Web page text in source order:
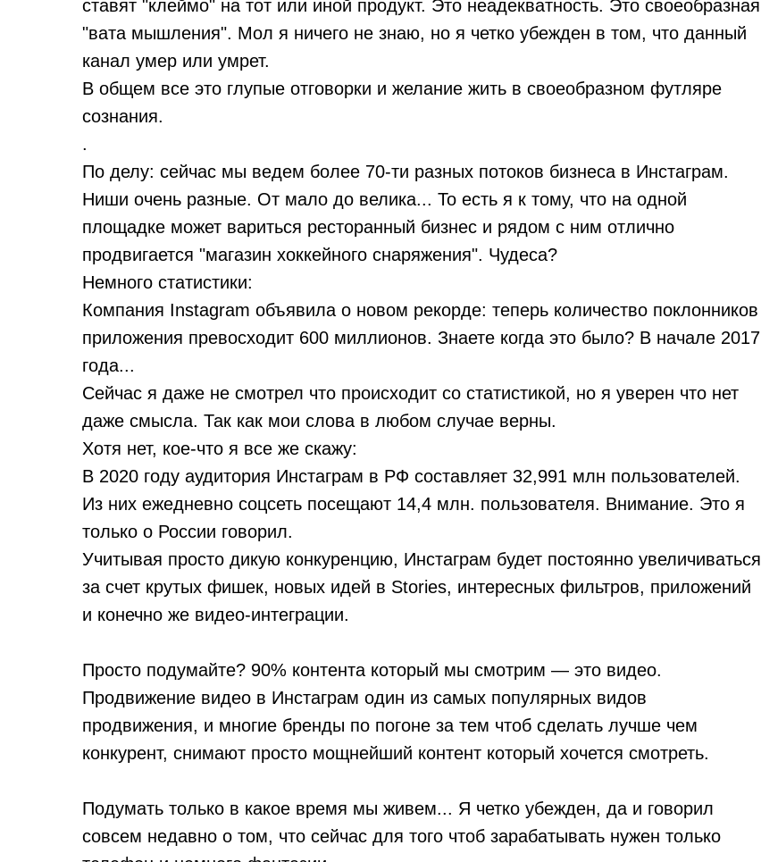
ставят "клеймо" на тот или иной продукт. Это неадекватность. Это своеобразная
"вата мышления". Мол я ничего не знаю, но я четко убежден в том, что данный
канал умер или умрет.
В общем все это глупые отговорки и желание жить в своеобразном футляре
сознания.
.
По делу: сейчас мы ведем более 70-ти разных потоков бизнеса в Инстаграм.
Ниши очень разные. От мало до велика... То есть я к тому, что на одной
площадке может вариться ресторанный бизнес и рядом с ним отлично
продвигается "магазин хоккейного снаряжения". Чудеса?
Немного статистики:
Компания Instagram объявила о новом рекорде: теперь количество поклонников
приложения превосходит 600 миллионов. Знаете когда это было? В начале 2017
года...
Сейчас я даже не смотрел что происходит со статистикой, но я уверен что нет
даже смысла. Так как мои слова в любом случае верны.
Хотя нет, кое-что я все же скажу:
В 2020 году аудитория Инстаграм в РФ составляет 32,991 млн пользователей.
Из них ежедневно соцсеть посещают 14,4 млн. пользователя. Внимание. Это я
только о России говорил.
Учитывая просто дикую конкуренцию, Инстаграм будет постоянно увеличиваться
за счет крутых фишек, новых идей в Stories, интересных фильтров, приложений
и конечно же видео-интеграции.
Просто подумайте? 90% контента который мы смотрим — это видео.
Продвижение видео в Инстаграм один из самых популярных видов
продвижения, и многие бренды по погоне за тем чтоб сделать лучше чем
конкурент, снимают просто мощнейший контент который хочется смотреть.
Подумать только в какое время мы живем... Я четко убежден, да и говорил
совсем недавно о том, что сейчас для того чтоб зарабатывать нужен только